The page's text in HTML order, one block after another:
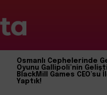
Osmanlı Cephelerinde
Oyunu Gallipoli’nin
BlackMill Games CEO’su
Yaptık!